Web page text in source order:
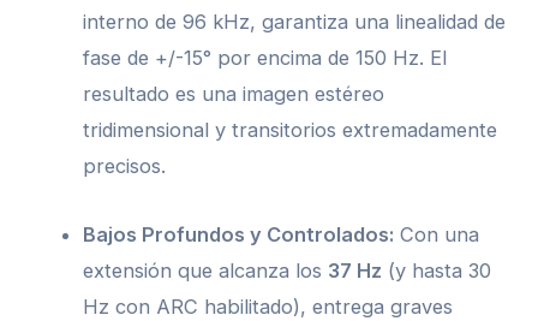
interno de 96 kHz, garantiza una linealidad de
fase de +/-15° por encima de 150 Hz. El
resultado es una imagen estéreo
tridimensional y transitorios extremadamente
precisos.
Bajos Profundos y Controlados: Con una
extensión que alcanza los 37 Hz (y hasta 30
Hz con ARC habilitado), entrega graves